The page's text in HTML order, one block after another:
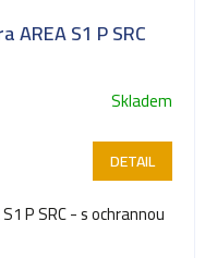
S1 P SRC
Skladem
DETAIL
P SRC - s ochrannou